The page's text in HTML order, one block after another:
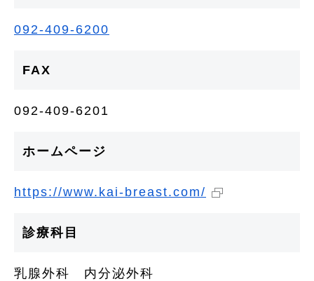
092-409-6200
FAX
092-409-6201
ホームページ
https://www.kai-breast.com/
診療科目
乳腺外科 内分泌外科